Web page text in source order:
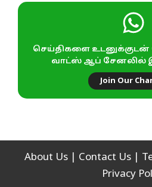
செய்திகளை
வாட்ஸ் ஆப் சேனலில்
Join Our
About Us Contact Us
Privacy